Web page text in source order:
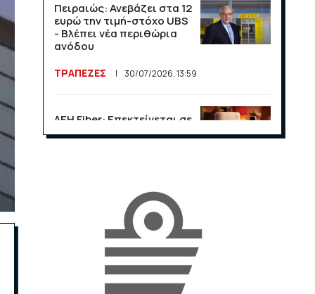
Πειραιώς: Ανεβάζει στα 12
ευρώ την τιμή-στόχο UBS
- Βλέπει νέα περιθώρια
ανόδου
ΤΡΑΠΕΖΕΣ 30/07/2026, 13:59
ΔΕΗ Fiber: Επεκτείνεται σε
15 νέες περιοχές σε Αττική
«Η ακρίβεια «γονατίζει»
την κοινωνία - Νέα μεγάλη
έρευνα της Pulse για το
ΟΙΚΟΝΟΜΙΑ 23/07/2026, 12:50